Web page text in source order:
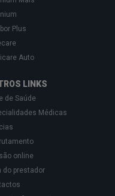
Plus
Auto
LINKS
de Saúde
Médicas
online
do prestador